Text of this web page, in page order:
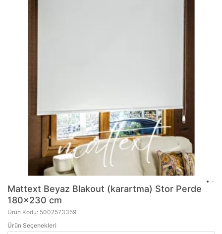
Mattext Beyaz Blakout (karartma) Stor Perde
180x230 cm
Ürün Kodu: 5002573359
Ürün Seçenekleri